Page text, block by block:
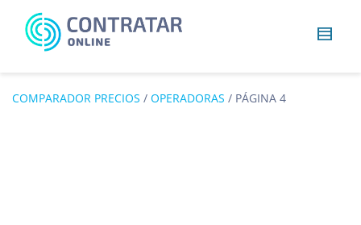
Busca
COMPARADOR PRECIOS / OPERADORAS / PÁGINA 4